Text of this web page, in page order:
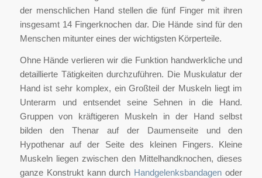
der menschlichen Hand stellen die fünf Finger mit ihren
insgesamt 14 Fingerknochen dar. Die Hände sind für den
Menschen mitunter eines der wichtigsten Körperteile.
Ohne Hände verlieren wir die Funktion handwerkliche und
detaillierte Tätigkeiten durchzuführen. Die Muskulatur der
Hand ist sehr komplex, ein Großteil der Muskeln liegt im
Unterarm und entsendet seine Sehnen in die Hand.
Gruppen von kräftigeren Muskeln in der Hand selbst
bilden den Thenar auf der Daumenseite und den
Hypothenar auf der Seite des kleinen Fingers. Kleine
Muskeln liegen zwischen den Mittelhandknochen, dieses
ganze Konstrukt kann durch Handgelenksbandagen oder